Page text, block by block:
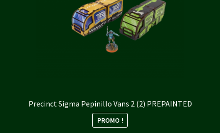
Precinct Sigma Pepinillo Vans 2 (2) PREPAINTED
PROMO !